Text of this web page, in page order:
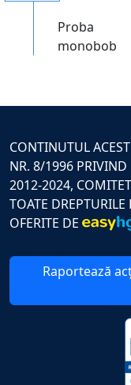
Proba
monobob
CONTINUTUL
NR. 8/1996 PRIVIND
2012-2024,
TOATE DREPTURILE
OFERITE DE
Raportează